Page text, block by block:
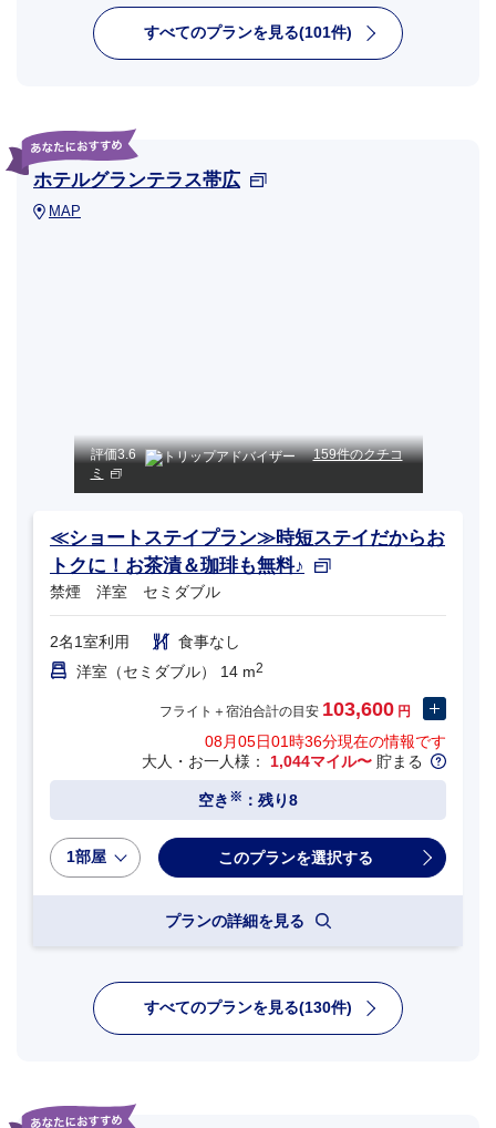
すべてのプランを見る(101件)
ホテルグランテラス帯広
MAP
評価3.6
159件のクチコ
ミ
≪ショートステイプラン≫時短ステイだからお
トクに！お茶漬＆珈琲も無料♪
禁煙 洋室 セミダブル
2名1室利用
食事なし
洋室（セミダブル） 14 m2
フライト＋宿泊合計の目安 103,600 円
08月05日01時36分現在の情報です
大人・お一人様： 1,044マイル〜 貯まる
空き ※ ：残り8
1部屋
プランの詳細を見る
すべてのプランを見る(130件)